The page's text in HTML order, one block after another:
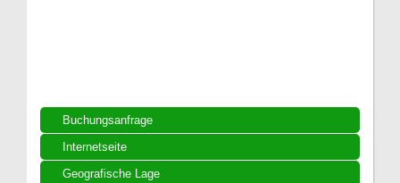
Buchungsanfrage
Internetseite
Geografische Lage